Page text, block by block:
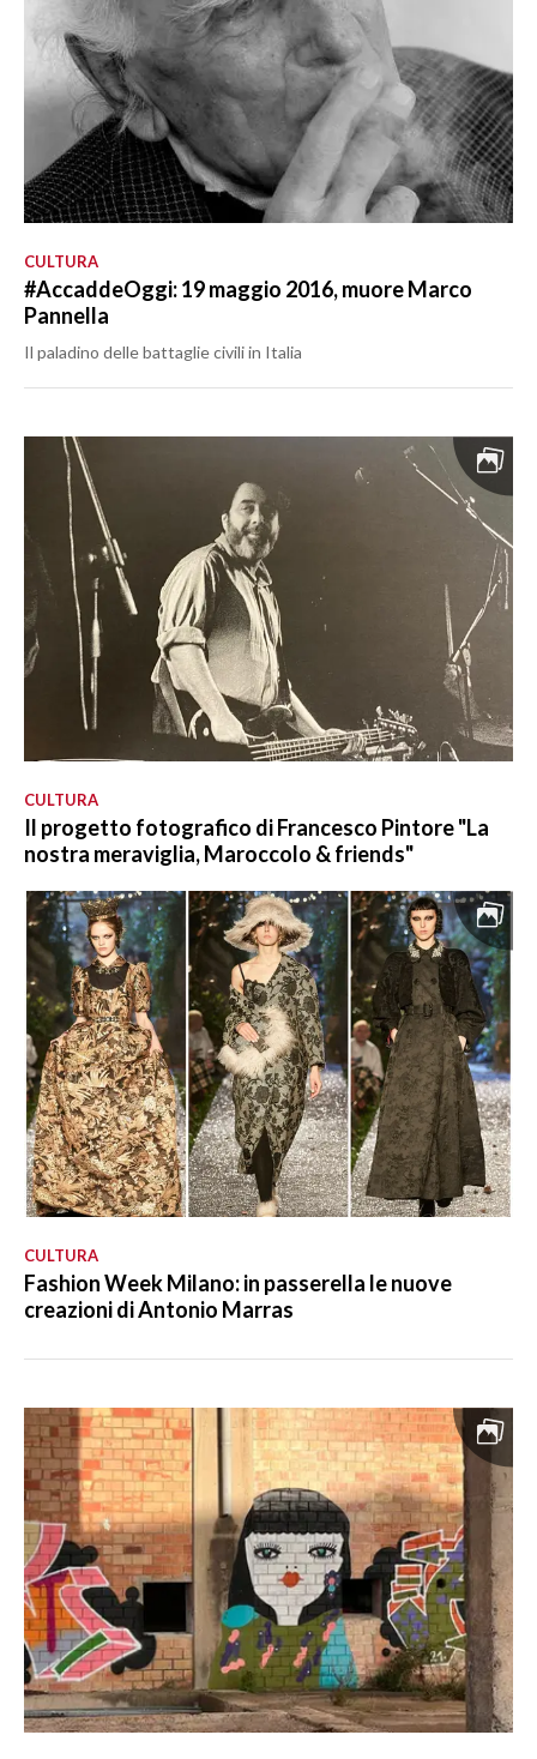
CULTURA
#AccaddeOggi: 19 maggio 2016, muore Marco
Pannella
Il paladino delle battaglie civili in Italia
CULTURA
Il progetto fotografico di Francesco Pintore "La
nostra meraviglia, Maroccolo & friends"
CULTURA
Fashion Week Milano: in passerella le nuove
creazioni di Antonio Marras